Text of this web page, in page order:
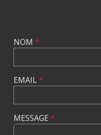
NOM *
EMAIL*
MESSAGE *